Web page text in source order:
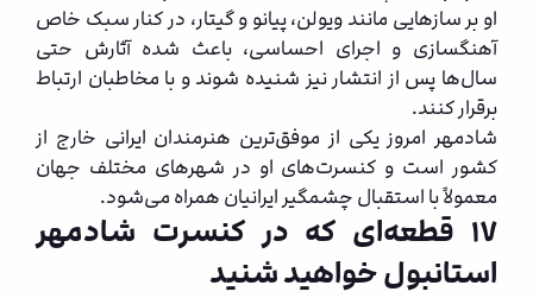
او بر سازهایی مانند ویولن، پیانو و گیتار، در کنار سبک خاص
آهنگسازی و اجرای احساسی، باعث شده آثارش حتی
سال‌ها پس از انتشار نیز شنیده شوند و با مخاطبان ارتباط
برقرار کنند.
شادمهر امروز یکی از موفق‌ترین هنرمندان ایرانی خارج از
کشور است و کنسرت‌های او در شهرهای مختلف جهان
معمولاً با استقبال چشمگیر ایرانیان همراه می‌شود.
۱۷ قطعه‌ای که در کنسرت شادمهر
استانبول خواهید شنید